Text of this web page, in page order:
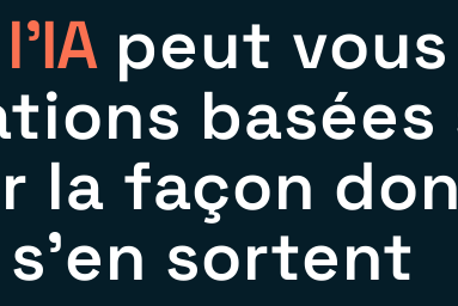
peut
basées
la façon
sortent